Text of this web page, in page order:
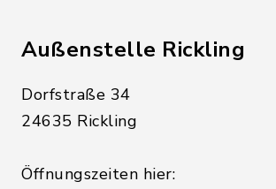
Außenstelle Rickling
Dorfstraße 34
24635 Rickling
Öffnungszeiten hier: